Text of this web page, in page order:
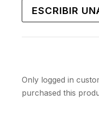
options
may
product
page
ESCRIBIR
Only logged in
purchased this